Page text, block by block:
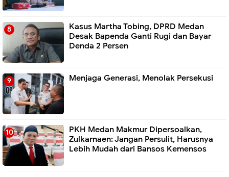
Kasus Martha Tobing, DPRD Medan
Desak Bapenda Ganti Rugi dan Bayar
Denda 2 Persen
Menjaga Generasi, Menolak Persekusi
PKH Medan Makmur Dipersoalkan,
Zulkarnaen: Jangan Persulit, Harusnya
Lebih Mudah dari Bansos Kemensos